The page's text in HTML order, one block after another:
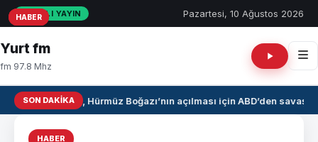
CANLI YAYIN Pazartesi, 10 Ağustos 2026
Yurt fm
fm 97.8 Mhz
SON DAKIKAİran, Hürmüz Boğazı’nın açılması için ABD’den savaş
HABER
HABER
HABER
HABER